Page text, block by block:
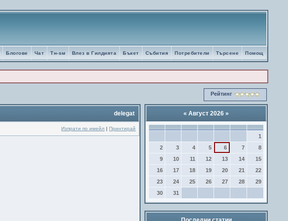
Помощ
Търсене
Потребители
Събития
Бъкет
Влез в Гилдията
Tн-sм
Чат
Блогове
Рейтинг
delegat
Изпрати по имейл |Принтирай
« Август 2026 »
1
2
3 4 5 6 7
8
9
10 11 12 13 14
15
16
17 18 19 20 21
22
23
24 25 26 27 28
29
30
31